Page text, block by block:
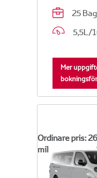
25
5,5L/
Mer
Ordinare pris:
mil